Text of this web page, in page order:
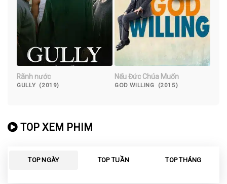
Rãnh nước
GULLY (2019)
Nếu Đức Chúa Muốn
GOD WILLING (2015)
TOP XEM PHIM
TOP NGÀY TOP TUẦN TOP THÁNG